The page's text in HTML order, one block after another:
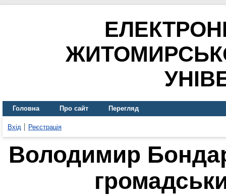
Головна Про сайт Перегляд
Вхід Реєстрація
Володимир